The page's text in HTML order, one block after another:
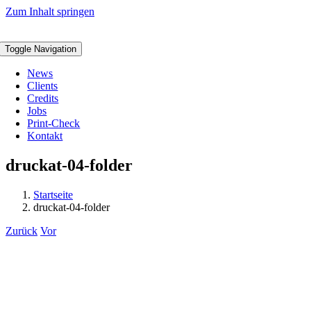
Zum Inhalt springen
Toggle Navigation
News
Clients
Credits
Jobs
Print-Check
Kontakt
druckat-04-folder
Startseite
druckat-04-folder
Zurück Vor